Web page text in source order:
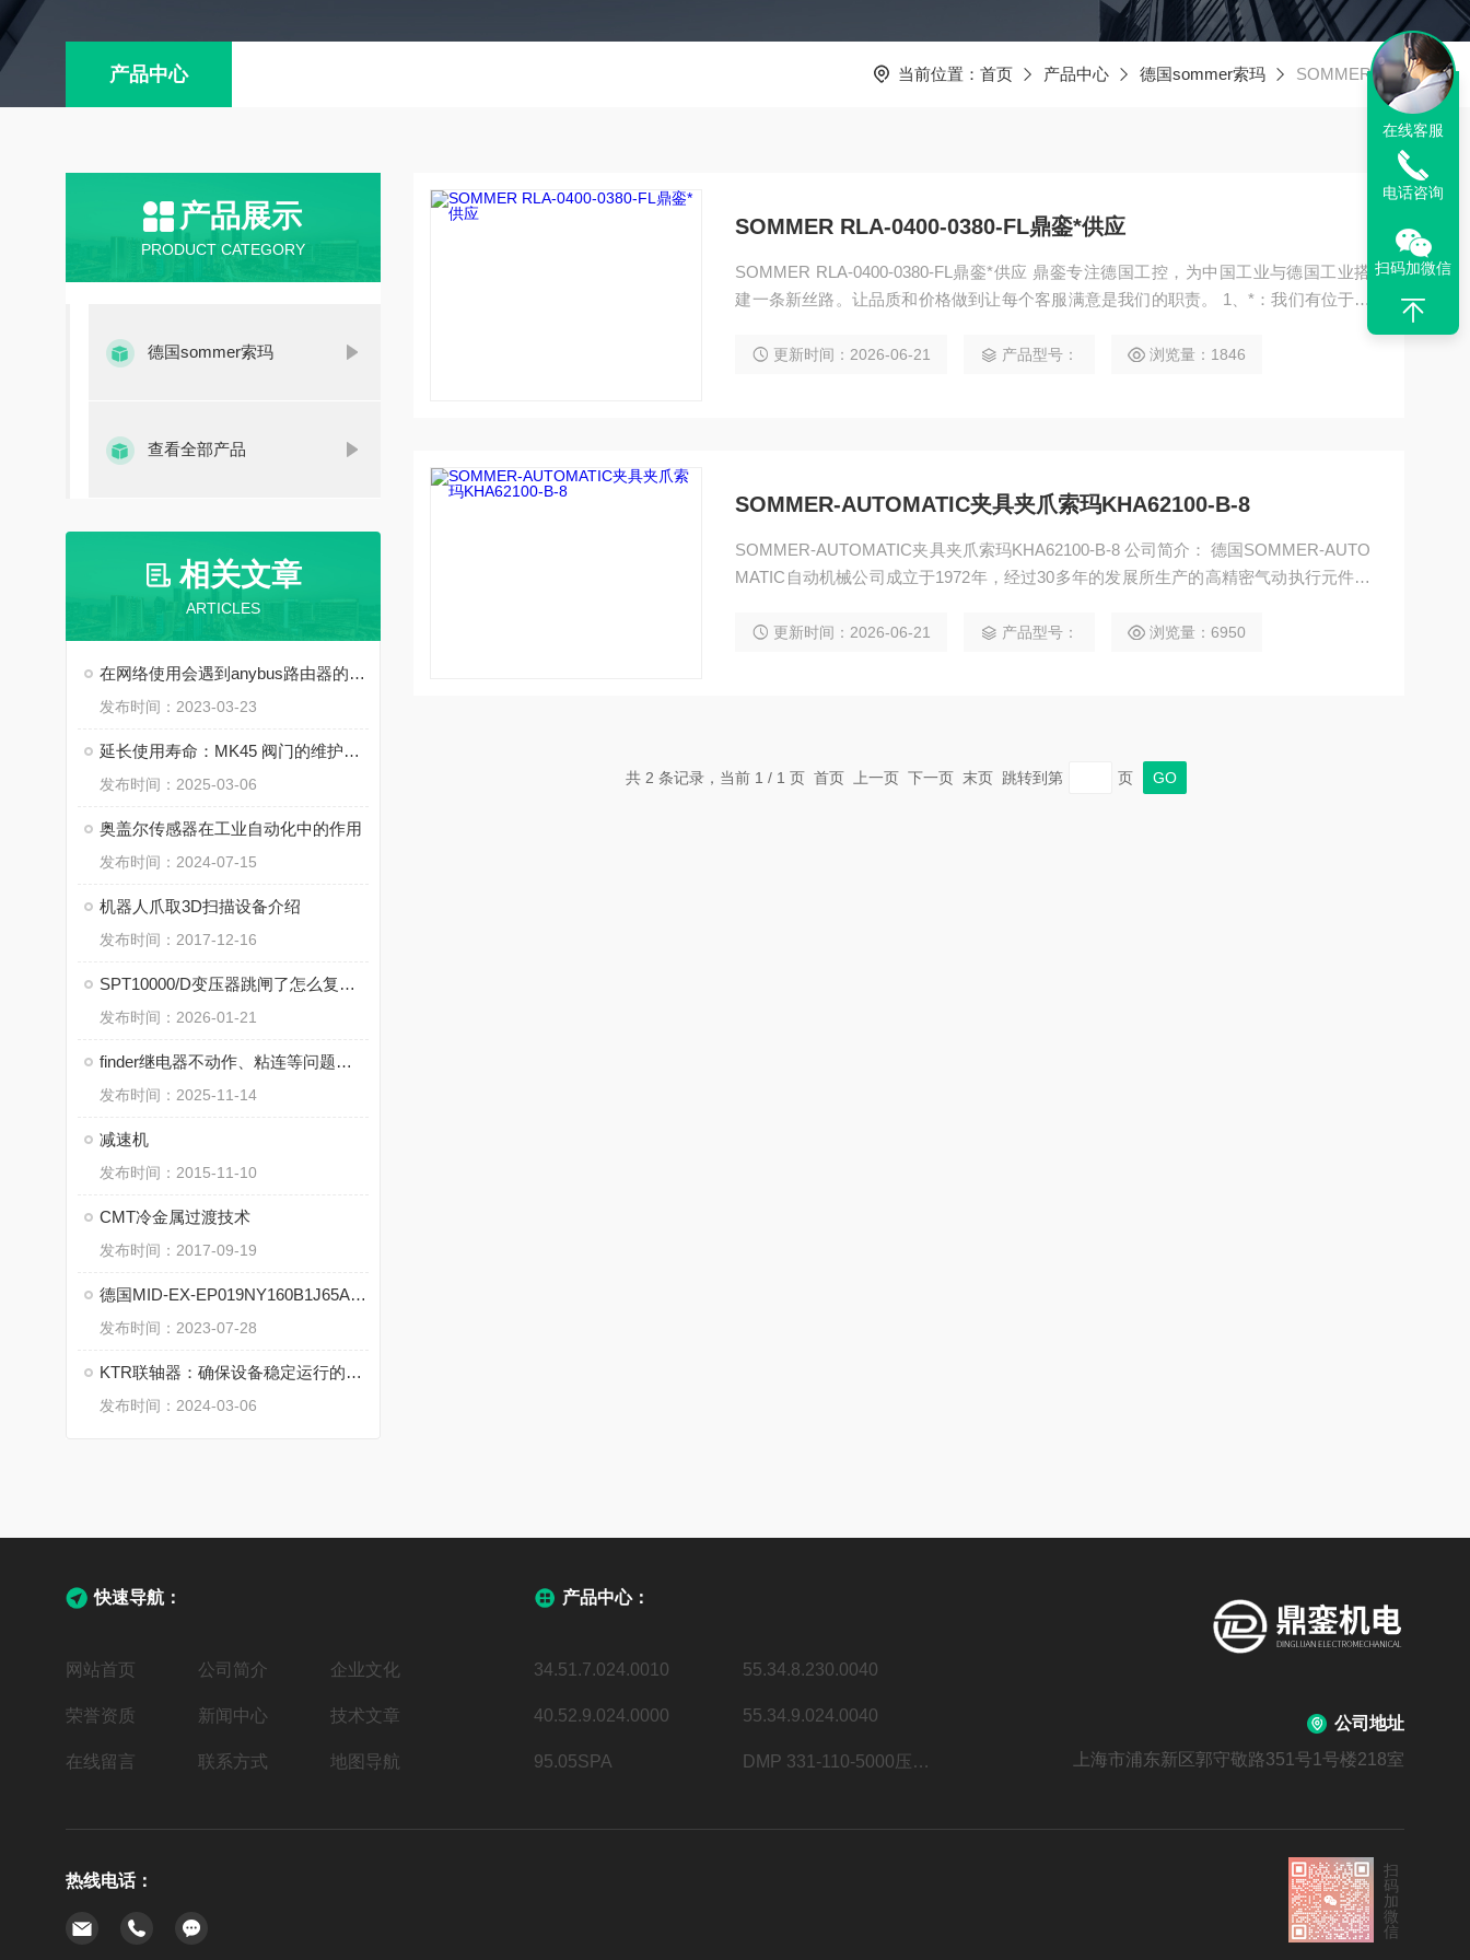
产品中心 当前位置： 首页 产品中心 德国sommer索玛 SOMMER抓爪
产品展示
PRODUCT CATEGORY
德国sommer索玛
查看全部产品
相关文章
ARTICLES
在网络使用会遇到anybus路由器的故障情况
发布时间：2023-03-23
延长使用寿命：MK45 阀门的维护要点
发布时间：2025-03-06
奥盖尔传感器在工业自动化中的作用
发布时间：2024-07-15
机器人爪取3D扫描设备介绍
发布时间：2017-12-16
SPT10000/D变压器跳闸了怎么复位？先检查这几个地方
发布时间：2026-01-21
finder继电器不动作、粘连等问题的诊断与修复
发布时间：2025-11-14
减速机
发布时间：2015-11-10
CMT冷金属过渡技术
发布时间：2017-09-19
德国MID-EX-EP019NY160B1J65A-160原装
发布时间：2023-07-28
KTR联轴器：确保设备稳定运行的重要组成部分
发布时间：2024-03-06
SOMMER RLA-0400-0380-FL鼎銮*供应
SOMMER RLA-0400-0380-FL鼎銮*供应 鼎銮专注德国工控，为中国工业与德国工业搭
建一条新丝路。让品质和价格做到让每个客服满意是我们的职责。 1、*：我们有位于德
国德总公司负责专门采购欧洲工控产品。 2、报价快、价格优：我们直接从工厂拿报
价，避开许多中间环节，工厂给我们提供固定折扣，确保我们给客户*惠的价格。
更新时间：2026-06-21 产品型号： 浏览量：1846
SOMMER-AUTOMATIC夹具夹爪索玛KHA62100-B-8
SOMMER-AUTOMATIC夹具夹爪索玛KHA62100-B-8 公司简介： 德国SOMMER-AUTO
MATIC自动机械公司成立于1972年，经过30多年的发展所生产的高精密气动执行元件，
此品牌的气动元件，可大大降低设备的故障发生率 。
更新时间：2026-06-21 产品型号： 浏览量：6950
共 2 条记录，当前 1 / 1 页 首页 上一页 下一页 末页 跳转到第 页
快速导航：
网站首页 公司简介 企业文化
荣誉资质 新闻中心 技术文章
在线留言 联系方式 地图导航
产品中心：
34.51.7.024.0010 55.34.8.230.0040
40.52.9.024.0000 55.34.9.024.0040
95.05SPA DMP 331-110-5000压力变送器
公司地址
上海市浦东新区郭守敬路351号1号楼218室
热线电话：
扫
码
加
微
信
在线客服
电话咨询
扫码加微信